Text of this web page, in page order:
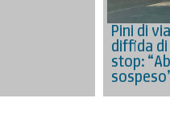
Pini di
diffida di
stop: